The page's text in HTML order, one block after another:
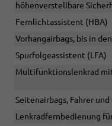
höhenverstellbare
Fernlichtassistent (HBA)
Vorhangairbags, bis in
Spurfolgeassistent (LFA)
Multifunktionslenkrad
Seitenairbags, Fahrer
Lenkradfernbedienung